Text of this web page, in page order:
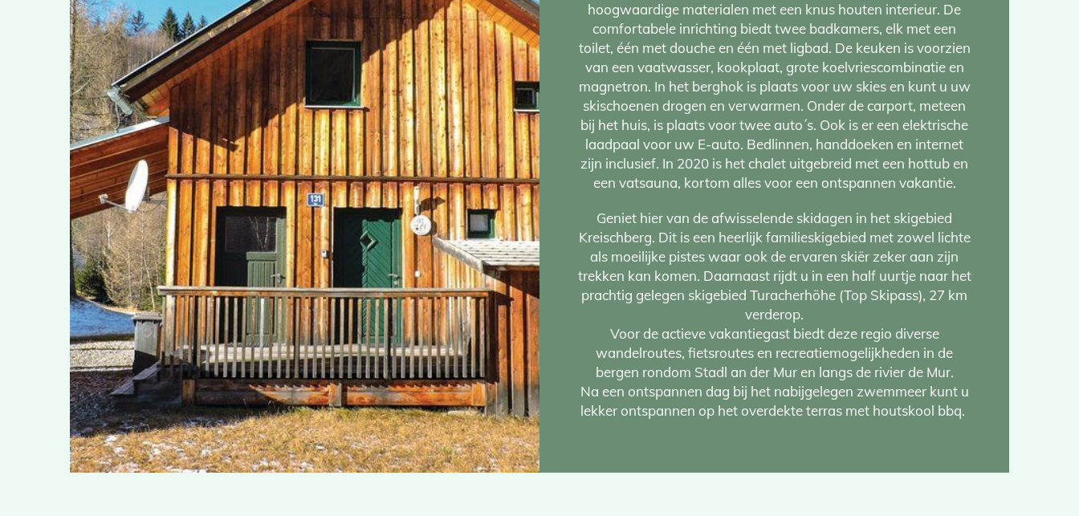
hoogwaardige materialen met een knus houten interieur. De
comfortabele inrichting biedt twee badkamers, elk met een
toilet, één met douche en één met ligbad. De keuken is voorzien
van een vaatwasser, kookplaat, grote koelvriescombinatie en
magnetron. In het berghok is plaats voor uw skies en kunt u uw
skischoenen drogen en verwarmen. Onder de carport, meteen
bij het huis, is plaats voor twee auto´s. Ook is er een elektrische
laadpaal voor uw E-auto. Bedlinnen, handdoeken en internet
zijn inclusief. In 2020 is het chalet uitgebreid met een hottub en
een vatsauna, kortom alles voor een ontspannen vakantie.
Geniet hier van de afwisselende skidagen in het skigebied
Kreischberg. Dit is een heerlijk familieskigebied met zowel lichte
als moeilijke pistes waar ook de ervaren skiër zeker aan zijn
trekken kan komen. Daarnaast rijdt u in een half uurtje naar het
prachtig gelegen skigebied Turacherhöhe (Top Skipass), 27 km
verderop.
Voor de actieve vakantiegast biedt deze regio diverse
wandelroutes, fietsroutes en recreatiemogelijkheden in de
bergen rondom Stadl an der Mur en langs de rivier de Mur.
Na een ontspannen dag bij het nabijgelegen zwemmeer kunt u
lekker ontspannen op het overdekte terras met houtskool bbq.